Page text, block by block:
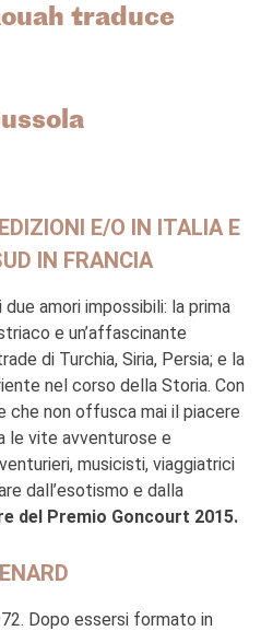
DAL VIVO E
Tour
RICERCA,
grazie a
Italie!
traduce
E/O IN ITALIA E
IN FRANCIA
amori impossibili: la prima
e un’affascinante
di Turchia, Siria, Persia; e la
nel corso della Storia. Con
che non offusca mai il piacere
le vite avventurose e
musicisti, viaggiatrici
dall’esotismo e dalla
del Premio Goncourt 2015.
Dopo essersi formato in